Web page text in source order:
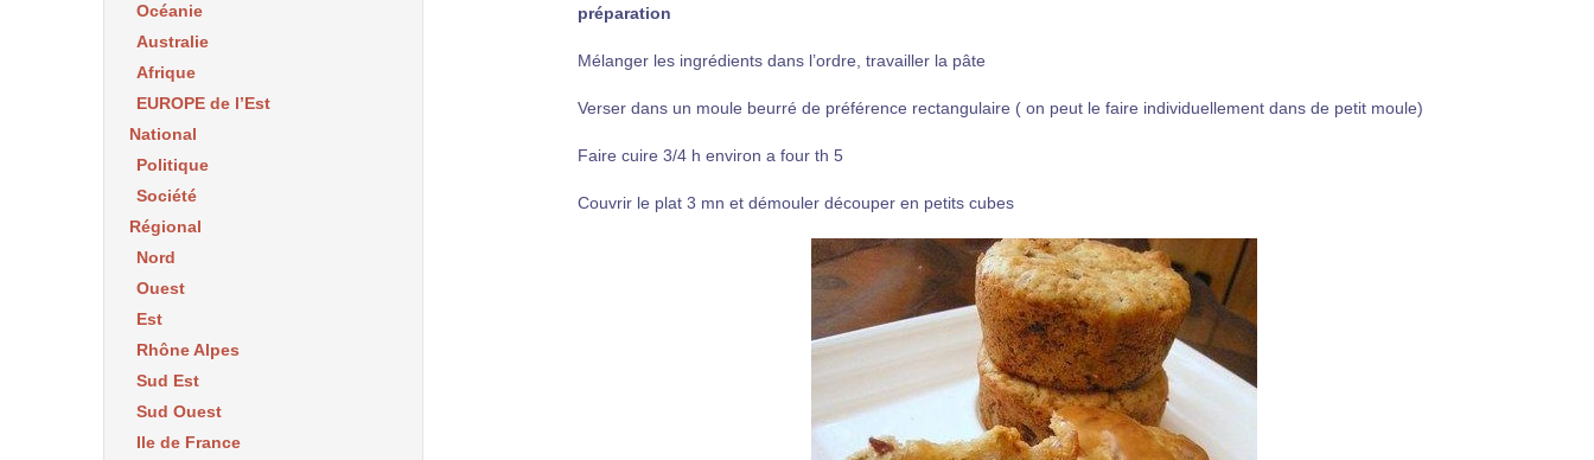
préparation
Mélanger les ingrédients dans l’ordre, travailler la pâte
Verser dans un moule beurré de préférence rectangulaire ( on peut le faire individuellement dans de petit moule)
Faire cuire 3/4 h environ a four th 5
Couvrir le plat 3 mn et démouler découper en petits cubes
Océanie
Australie
Afrique
EUROPE de l’Est
National
Politique
Société
Régional
Nord
Ouest
Est
Rhône Alpes
Sud Est
Sud Ouest
Ile de France